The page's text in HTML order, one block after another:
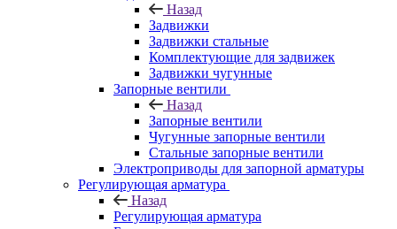
Назад
Задвижки
Задвижки стальные
Комплектующие для задвижек
Задвижки чугунные
Запорные вентили
Назад
Запорные вентили
Чугунные запорные вентили
Стальные запорные вентили
Электроприводы для запорной арматуры
Регулирующая арматура
Назад
Регулирующая арматура